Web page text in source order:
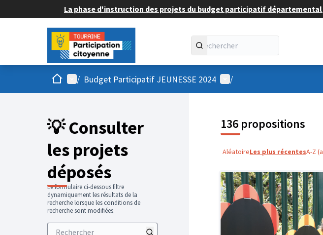
La phase d'instruction des projets du budget participatif départemental
AccueilMenu principal
/ Budget Participatif JEUNESSE 2024 Menu utilisateur
/
💡 Consulter
les projets
déposés
Le formulaire ci-dessous filtre
dynamiquement les résultats de la
recherche lorsque les conditions de
recherche sont modifiées.
136 propositions
AléatoireLes plus récentesA-Z